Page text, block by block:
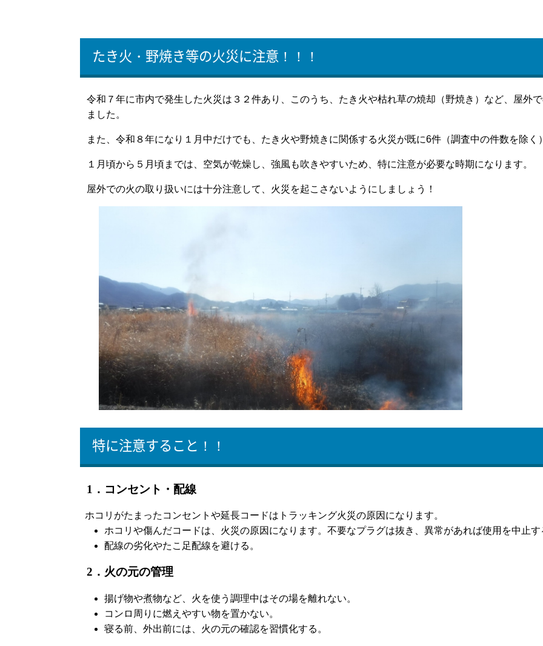
たき火・野焼き等の火災に注意！！！
令和７年に市内で発生した火災は３２件あり、このうち、たき火や枯れ草の焼却（野焼き）など、屋外
ました。
また、令和８年になり１月中だけでも、たき火や野焼きに関係する火災が既に6件（調査中の件数を除く
１月頃から５月頃までは、空気が乾燥し、強風も吹きやすいため、特に注意が必要な時期になります。
屋外での火の取り扱いには十分注意して、火災を起こさないようにしましょう！
特に注意すること！！
1 ．コンセント・配線
ホコリがたまったコンセントや延長コードはトラッキング火災の原因になります。
ホコリや傷んだコードは、火災の原因になります。不要なプラグは抜き、異常があれば使用を中止す
配線の劣化やたこ足配線を避ける。
2．火の元の管理
揚げ物や煮物など、火を使う調理中はその場を離れない。
コンロ周りに燃えやすい物を置かない。
寝る前、外出前には、火の元の確認を習慣化する。